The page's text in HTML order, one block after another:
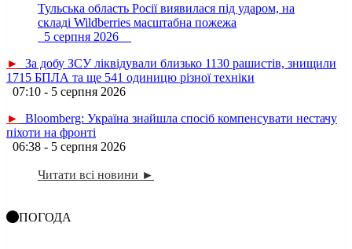
Тульська область Росії виявилася під ударом, на
складі Wildberries масштабна пожежа
5 серпня 2026
►
За добу ЗСУ ліквідували близько 1130 рашистів, знищили
1715 БПЛА та ще 541 одиницю різної техніки
07:10 - 5 серпня 2026
►
Bloomberg: Україна знайшла спосіб компенсувати нестачу
піхоти на фронті
06:38 - 5 серпня 2026
Читати всі новини ►
ПОГОДА